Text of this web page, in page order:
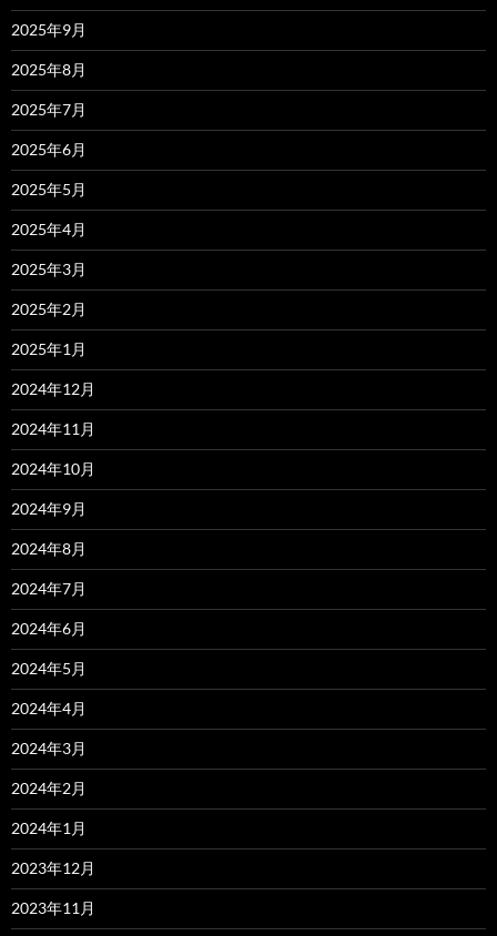
2025年9月
2025年8月
2025年7月
2025年6月
2025年5月
2025年4月
2025年3月
2025年2月
2025年1月
2024年12月
2024年11月
2024年10月
2024年9月
2024年8月
2024年7月
2024年6月
2024年5月
2024年4月
2024年3月
2024年2月
2024年1月
2023年12月
2023年11月